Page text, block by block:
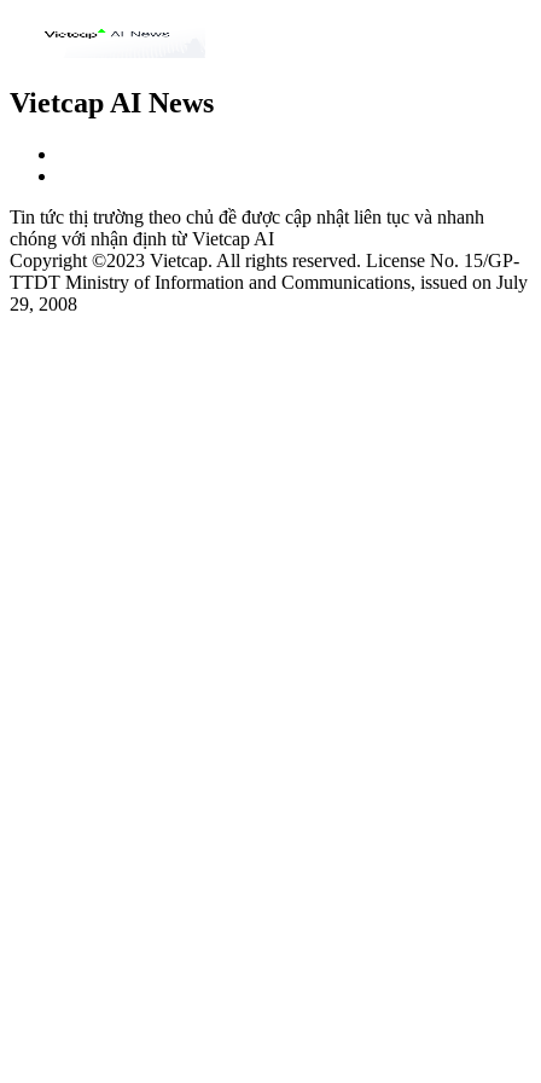
Vietcap AI News
Tin tức thị trường theo chủ đề được cập nhật liên tục và nhanh
chóng với nhận định từ Vietcap AI
Copyright ©2023 Vietcap. All rights reserved. License No. 15/GP-
TTDT Ministry of Information and Communications, issued on July
29, 2008